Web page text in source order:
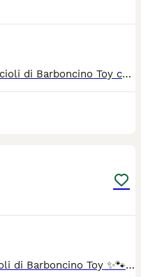
Disponibili alla prenotazione cuccioli di Barboncino Toy colore nero e marrone cioccolato. I genitori hanno Pedigree Enci, test genetici e ortopedici per le patologie della razza. Entrambi visibili qui a casa. I piccoli avranno microchip, vaccinazione, sverminazione completa, libretto sanitario, visita veterinaria di controllo, iscrizione all' anagrafica canina. Vengono cresciuti in famiglia, coccolati dai bambini e socializzati con altri cani. Rimango a disposizione per ulteriori informazioni. Richiesti 1500 maschi, 1600 femmine
🐾✨ Disponibili 5 splendidi cuccioli di Barboncino Toy ✨🐾 Dolcissimi cuccioli dal meraviglioso colore rosso ❤️, cresciuti in casa con amore, cura e tanta attenzione, in un ambiente sereno e familiare. Sono abituati al contatto con le persone e alla vita domestica, oltre che alla traversina. Verranno ceduti con: ✅ Libretto sanitario ✅ Sverminazione effettuata ✅ Due vaccini ✅ Visita veterinaria ✅ microchip Cuccioli pronti a entrare in una nuova famiglia che sappia amarli e prendersene cura 🐶❤️ 📩 Per informazioni, foto e dettagli scrivetemi in DM. ⚠️ No perditempo — solo famiglie serie e amanti degli animali